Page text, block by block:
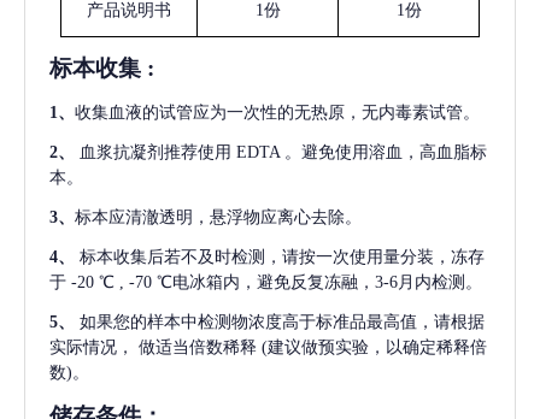
产品说明书 1份 1份
标本收集 :
1、 收集血液的试管应为一次性的无热原，无内毒素试管。
2、 血浆抗凝剂推荐使用 EDTA 。避免使用溶血，高血脂标
本。
3、 标本应清澈透明，悬浮物应离心去除。
4、
标本收集后若不及时检测，请按一次使用量分装，冻存
于 -20 ℃ , -70 ℃电冰箱内，避免反复冻融，3-6月内检测。
5、
如果您的样本中检测物浓度高于标准品最高值，请根据
实际情况，
做适当倍数稀释 (建议做预实验，以确定稀释倍
数)。